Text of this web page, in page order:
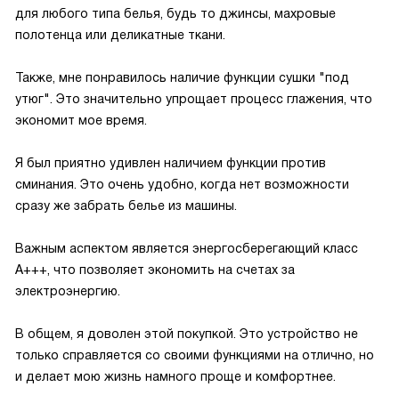
для любого типа белья, будь то джинсы, махровые
полотенца или деликатные ткани.
Также, мне понравилось наличие функции сушки "под
утюг". Это значительно упрощает процесс глажения, что
экономит мое время.
Я был приятно удивлен наличием функции против
сминания. Это очень удобно, когда нет возможности
сразу же забрать белье из машины.
Важным аспектом является энергосберегающий класс
А+++, что позволяет экономить на счетах за
электроэнергию.
В общем, я доволен этой покупкой. Это устройство не
только справляется со своими функциями на отлично, но
и делает мою жизнь намного проще и комфортнее.